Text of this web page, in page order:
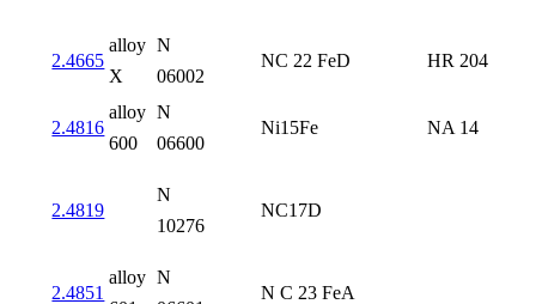
2.4665
alloy
X
N
06002
NC 22 FeD HR 204
2.4816
alloy
600
N
06600
Ni15Fe NA 14
2.4819
N
10276
NC17D
2.4851
alloy N
N C 23 FeA